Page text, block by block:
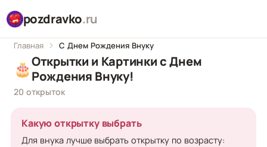
pozdravko.ru
Главная С Днем Рождения Внуку
🎂Открытки и Картинки с Днем
Рождения Внуку!
20 открыток
Какую открытку выбрать
Для внука лучше выбрать открытку по возрасту: